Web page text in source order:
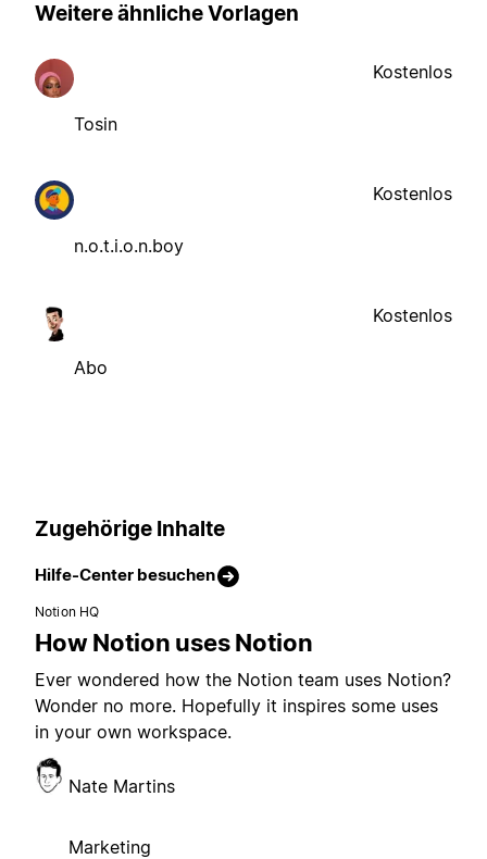
Weitere ähnliche Vorlagen
Tosin
Kostenlos
n.o.t.i.o.n.boy
Kostenlos
Abo
Kostenlos
Zugehörige Inhalte
Hilfe-Center besuchen
Notion HQ
How Notion uses Notion
Ever wondered how the Notion team uses Notion?
Wonder no more. Hopefully it inspires some uses
in your own workspace.
Nate Martins
Marketing